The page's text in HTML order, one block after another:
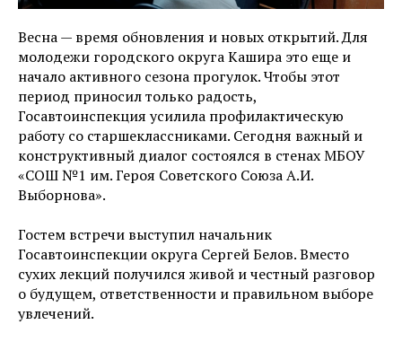
Весна — время обновления и новых открытий. Для
молодежи городского округа Кашира это еще и
начало активного сезона прогулок. Чтобы этот
период приносил только радость,
Госавтоинспекция усилила профилактическую
работу со старшеклассниками. Сегодня важный и
конструктивный диалог состоялся в стенах МБОУ
«СОШ №1 им. Героя Советского Союза А.И.
Выборнова».
Гостем встречи выступил начальник
Госавтоинспекции округа Сергей Белов. Вместо
сухих лекций получился живой и честный разговор
о будущем, ответственности и правильном выборе
увлечений.